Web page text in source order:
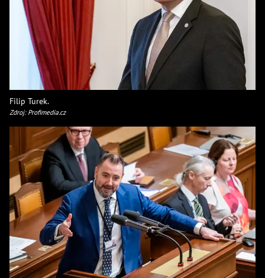
Filip Turek.
Zdroj: Profimedia.cz